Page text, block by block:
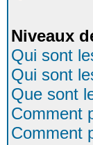
Niveaux
Qui sont
Qui sont
Que sont
Comment
Comment